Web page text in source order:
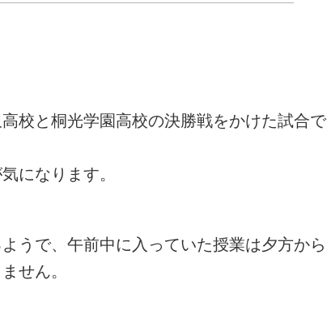
校と桐光学園高校の決勝戦をかけた試合で
になります。
うで、午前中に入っていた授業は夕方から
せん。